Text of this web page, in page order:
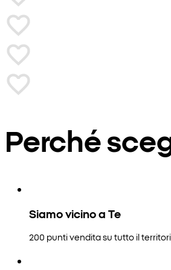
Perché
Siamo vicino a Te
200 punti vendita su tutto il